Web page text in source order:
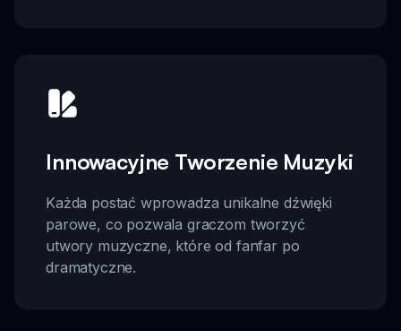
Innowacyjne Tworzenie Muzyki
Każda postać wprowadza unikalne dźwięki
parowe, co pozwala graczom tworzyć
utwory muzyczne, które od fanfar po
dramatyczne.